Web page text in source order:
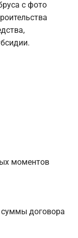
с фото
моментов
суммы договора